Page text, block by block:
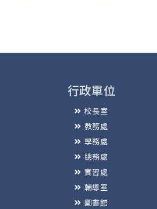
行政單位
校長室
教務處
學務處
總務處
實習處
輔導室
圖書館